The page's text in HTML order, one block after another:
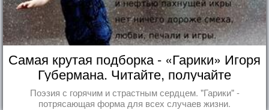
Самая крутая подборка - «Гарики» Игоря
Губермана. Читайте, получайте
удовольствие!
Поэзия с горячим и страстным сердцем. "Гарики" -
потрясающая форма для всех случаев жизни.